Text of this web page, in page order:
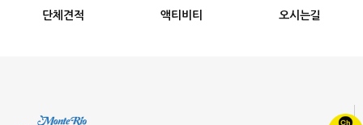
단체견적 액티비티 오시는길